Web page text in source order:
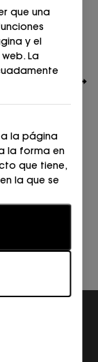
BLUE
que una
y el
La
la página
la forma en
que tiene,
la que se
y